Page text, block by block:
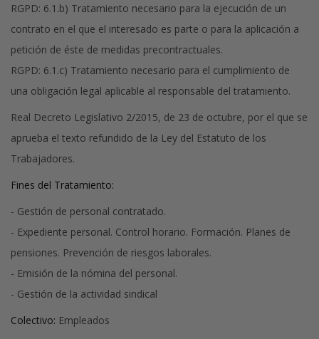
RGPD: 6.1.b) Tratamiento necesario para la ejecución de un
contrato en el que el interesado es parte o para la aplicación a
petición de éste de medidas precontractuales.
RGPD: 6.1.c) Tratamiento necesario para el cumplimiento de
una obligación legal aplicable al responsable del tratamiento.
Real Decreto Legislativo 2/2015, de 23 de octubre, por el que se
aprueba el texto refundido de la Ley del Estatuto de los
Trabajadores.
Fines del Tratamiento:
- Gestión de personal contratado.
- Expediente personal. Control horario. Formación. Planes de
pensiones. Prevención de riesgos laborales.
- Emisión de la nómina del personal.
- Gestión de la actividad sindical
Colectivo: Empleados